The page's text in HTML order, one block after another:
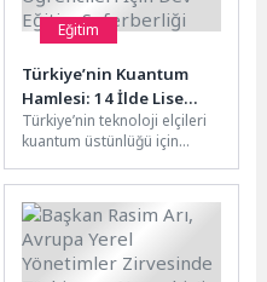
Eğitim
Türkiye’nin Kuantum
Hamlesi: 14 İlde Lise
Öğrencileri İçin Dev
Eğitim Seferberliği
Türkiye’nin teknoloji elçileri
kuantum üstünlüğü için
Vakfı’ndan dev iş birliği…
Türkiye’nin teknoloji...